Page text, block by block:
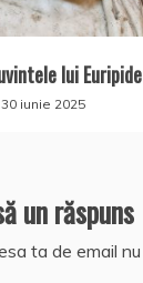
lui Euripide
30 iunie 2025
un răspuns
ta de email